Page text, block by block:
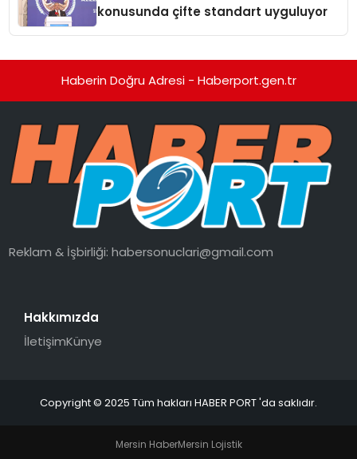
konusunda çifte standart uyguluyor
Haberin Doğru Adresi - Haberport.gen.tr
Reklam & İşbirliği:habersonuclari@gmail.com
Hakkımızda
İletişimKünye
Copyright © 2025 Tüm hakları HABER PORT 'da saklıdır.
Mersin HaberMersin Lojistik